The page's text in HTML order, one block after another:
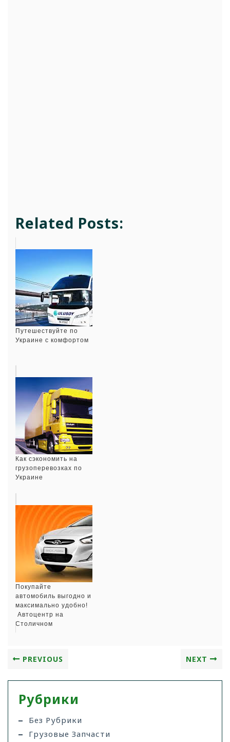
Related Posts:
Путешествуйте по
Украине с комфортом
Как сэкономить на
грузоперевозках по
Украине
Покупайте
автомобиль выгодно и
максимально удобно!
Автоцентр на
Столичном
PREVIOUS NEXT
Рубрики
Без Рубрики
Грузовые Запчасти